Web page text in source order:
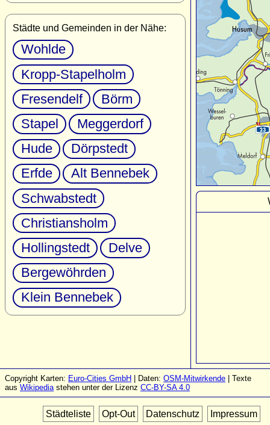
Städte und Gemeinden in der Nähe:
Wohlde
Kropp-Stapelholm
Fresendelf
Börm
Stapel
Meggerdorf
Hude
Dörpstedt
Erfde
Alt Bennebek
Schwabstedt
Christiansholm
Hollingstedt
Delve
Bergewöhrden
Klein Bennebek
Copyright Karten: Euro-Cities GmbH | Daten: OSM-Mitwirkende | Texte
aus Wikipediastehen unter der Lizenz CC-BY-SA 4.0
Städteliste Opt-Out Datenschutz Impressum